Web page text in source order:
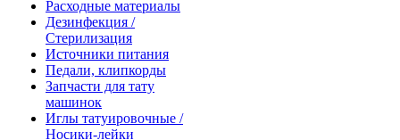
Расходные материалы
Дезинфекция /
Стерилизация
Источники питания
Педали, клипкорды
Запчасти для тату
машинок
Иглы татуировочные /
Носики-лейки